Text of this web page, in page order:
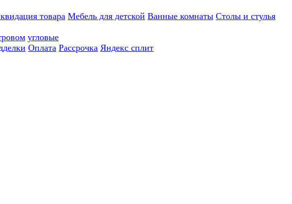
товара Мебель для детской Ванные комнаты Столы и стулья
угловые
Оплата Рассрочка Яндекс сплит